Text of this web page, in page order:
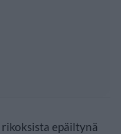
epäiltynä